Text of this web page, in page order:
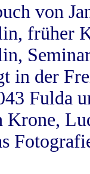
von
früher
in der
Fulda
Krone,